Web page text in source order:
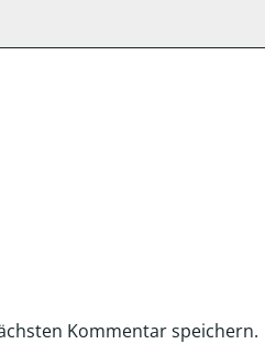
Kommentar speichern.